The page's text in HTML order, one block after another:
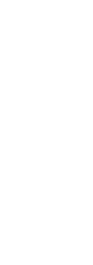
Mobilität
Klimawandel,
erneuerbare
Steigerung